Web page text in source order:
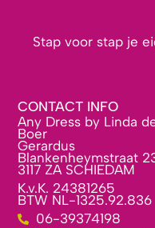
Stap voor stap je
CONTACT INFO
Any Dress by Linda
Boer
Gerardus
Blankenheymstraat
3117 ZA SCHIEDAM
K.v.K. 24381265
BTW NL-1325.92.836
06-39374198